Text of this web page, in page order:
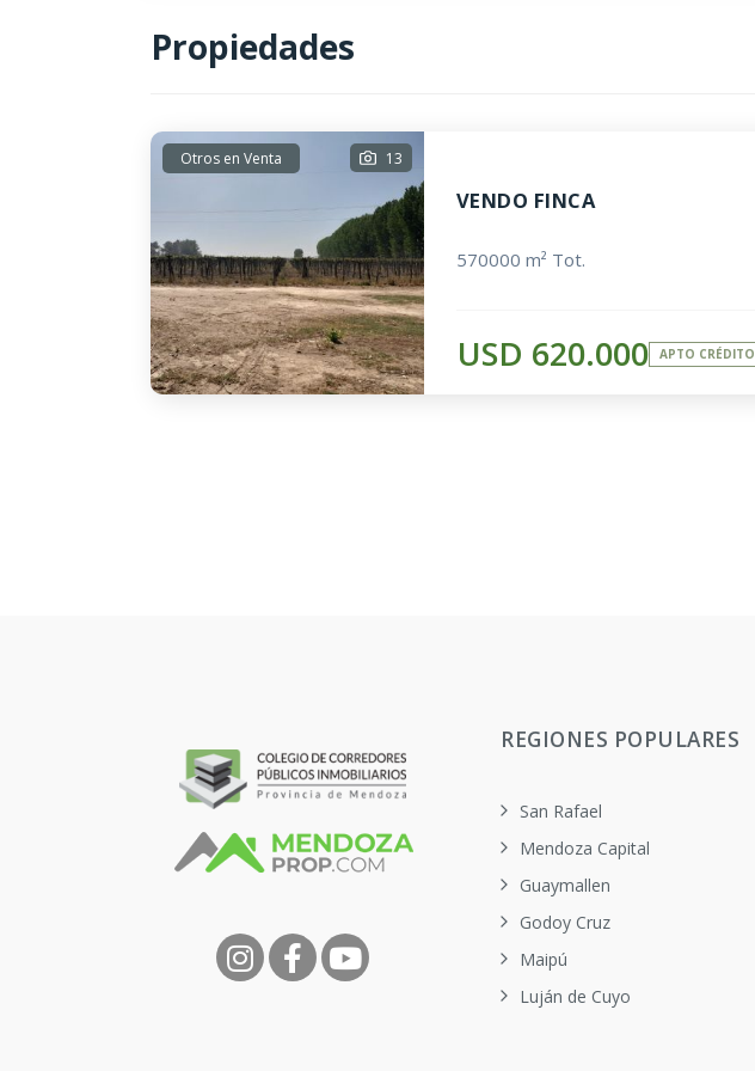
Propiedades
Otros en Venta 13
VENDO FINCA
570000 m² Tot.
USD 620.000 APTO CRÉDITO
REGIONES POPULARES
San Rafael
Mendoza Capital
Guaymallen
Godoy Cruz
Maipú
Luján de Cuyo